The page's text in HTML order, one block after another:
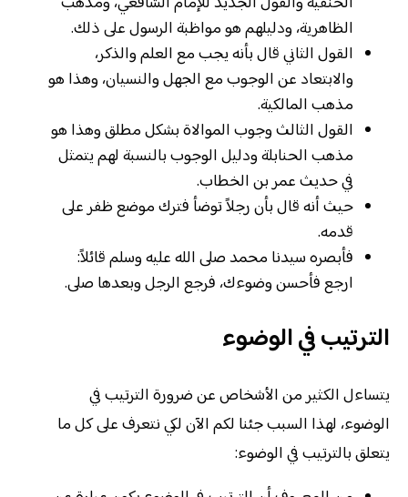
الظاهرية، ودليلهم هو مواظبة الرسول على ذلك.
القول الثاني قال بأنه يجب مع العلم والذكر،
والابتعاد عن الوجوب مع الجهل والنسيان، وهذا هو
مذهب المالكية.
القول الثالث وجوب الموالاة بشكل مطلق وهذا هو
مذهب الحنابلة ودليل الوجوب بالنسبة لهم يتمثل
في حديث عمر بن الخطاب.
حيث أنه قال بأن رجلاً توضأ فترك موضع ظفر على
قدمه.
فأبصره سيدنا محمد صلى الله عليه وسلم قائلاً:
ارجع فأحسن وضوءك، فرجع الرجل وبعدها صلى.
الترتيب في الوضوء
يتساءل الكثير من الأشخاص عن ضرورة الترتيب في
الوضوء، لهذا السبب جئنا لكم الآن لكي نتعرف على كل ما
يتعلق بالترتيب في الوضوء: